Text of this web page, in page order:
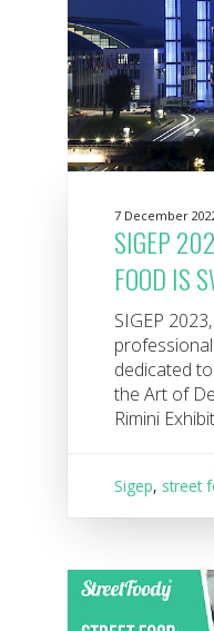
7 December
SIGEP
FOOD IS
SIGEP
dedicated
the Art of
Rimini
Sigep, street